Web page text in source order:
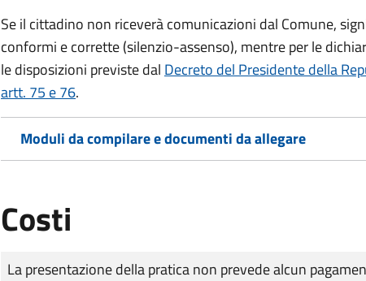
Se il cittadino non riceverà comunicazioni dal Comune,
conformi e corrette (silenzio-assenso), mentre per le
le disposizioni previste dal Decreto del Presidente della
artt. 75 e 76.
Moduli da compilare e documenti da allegare
Costi
Tipo di pagamento
Importo
La presentazione della pratica non prevede alcun